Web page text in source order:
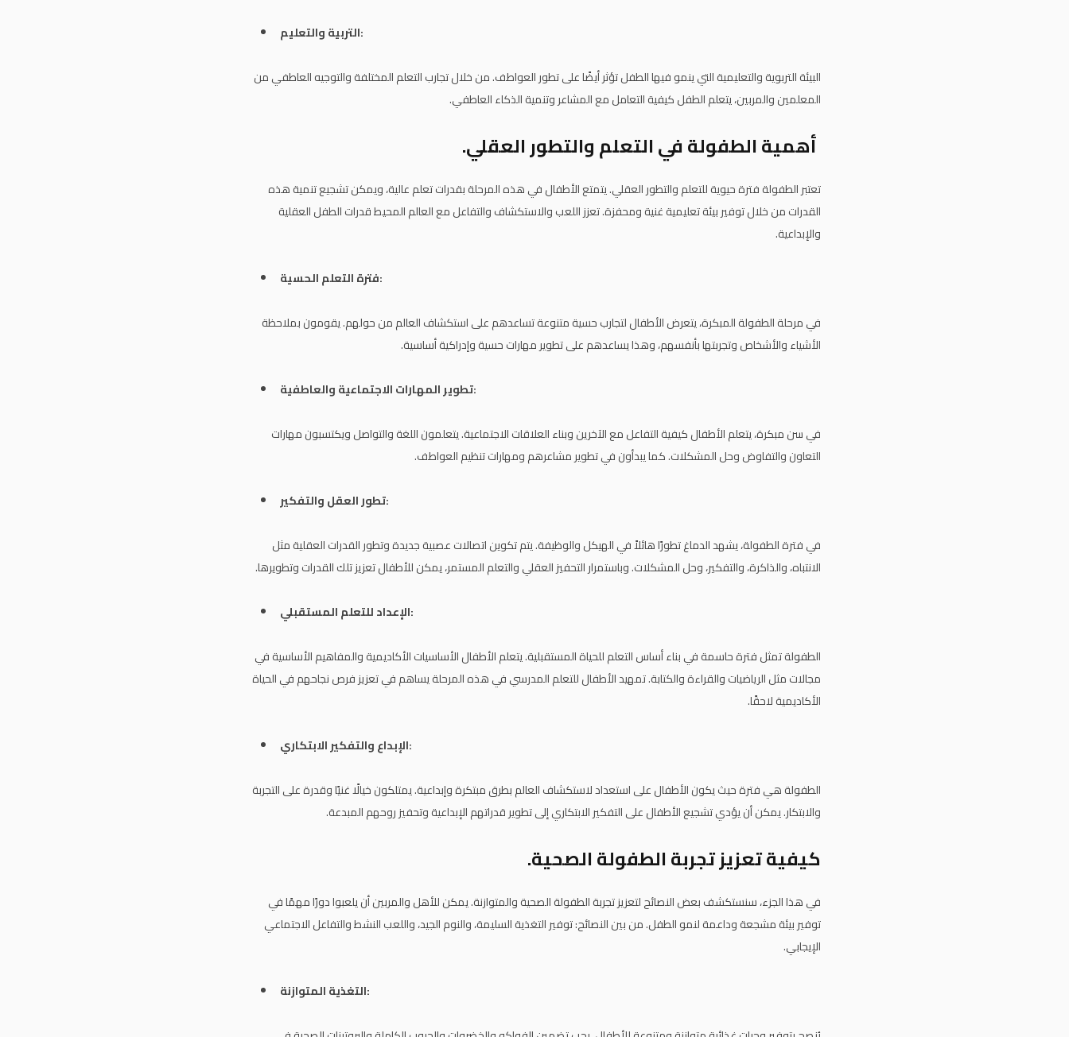
التربية والتعليم:
البيئة التربوية والتعليمية التي ينمو فيها الطفل تؤثر أيضًا على تطور العواطف. من خلال تجارب التعلم المختلفة والتوجيه العاطفي من
المعلمين والمربين، يتعلم الطفل كيفية التعامل مع المشاعر وتنمية الذكاء العاطفي.
أهمية الطفولة في التعلم والتطور العقلي.
تعتبر الطفولة فترة حيوية للتعلم والتطور العقلي. يتمتع الأطفال في هذه المرحلة بقدرات تعلم عالية، ويمكن تشجيع تنمية هذه
القدرات من خلال توفير بيئة تعليمية غنية ومحفزة. تعزز اللعب والاستكشاف والتفاعل مع العالم المحيط قدرات الطفل العقلية
والإبداعية.
فترة التعلم الحسية:
في مرحلة الطفولة المبكرة، يتعرض الأطفال لتجارب حسية متنوعة تساعدهم على استكشاف العالم من حولهم. يقومون بملاحظة
الأشياء والأشخاص وتجربتها بأنفسهم، وهذا يساعدهم على تطوير مهارات حسية وإدراكية أساسية.
تطوير المهارات الاجتماعية والعاطفية:
في سن مبكرة، يتعلم الأطفال كيفية التفاعل مع الآخرين وبناء العلاقات الاجتماعية. يتعلمون اللغة والتواصل ويكتسبون مهارات
التعاون والتفاوض وحل المشكلات. كما يبدأون في تطوير مشاعرهم ومهارات تنظيم العواطف.
تطور العقل والتفكير:
في فترة الطفولة، يشهد الدماغ تطورًا هائلاً في الهيكل والوظيفة. يتم تكوين اتصالات عصبية جديدة وتطور القدرات العقلية مثل
الانتباه، والذاكرة، والتفكير، وحل المشكلات. وباستمرار التحفيز العقلي والتعلم المستمر، يمكن للأطفال تعزيز تلك القدرات وتطويرها.
الإعداد للتعلم المستقبلي:
الطفولة تمثل فترة حاسمة في بناء أساس التعلم للحياة المستقبلية. يتعلم الأطفال الأساسيات الأكاديمية والمفاهيم الأساسية في
مجالات مثل الرياضيات والقراءة والكتابة. تمهيد الأطفال للتعلم المدرسي في هذه المرحلة يساهم في تعزيز فرص نجاحهم في الحياة
الأكاديمية لاحقًا.
الإبداع والتفكير الابتكاري:
الطفولة هي فترة حيث يكون الأطفال على استعداد لاستكشاف العالم بطرق مبتكرة وإبداعية. يمتلكون خيالًا غنيًا وقدرة على التجربة
والابتكار. يمكن أن يؤدي تشجيع الأطفال على التفكير الابتكاري إلى تطوير قدراتهم الإبداعية وتحفيز روحهم المبدعة.
كيفية تعزيز تجربة الطفولة الصحية.
في هذا الجزء، سنستكشف بعض النصائح لتعزيز تجربة الطفولة الصحية والمتوازنة. يمكن للأهل والمربين أن يلعبوا دورًا مهمًا في
توفير بيئة مشجعة وداعمة لنمو الطفل. من بين النصائح: توفير التغذية السليمة، والنوم الجيد، واللعب النشط والتفاعل الاجتماعي
الإيجابي.
التغذية المتوازنة: